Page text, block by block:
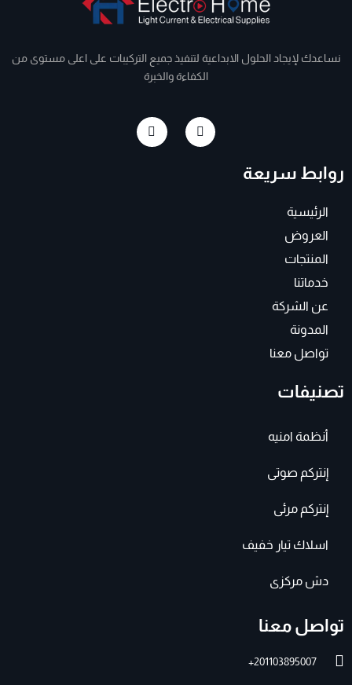
نساعدك لإيجاد الحلول الابداعية لتنفيذ جميع التركيبات على اعلى مستوى من
الكفاءة والخبرة
F
a
c
I
n
s
روابط سريعة
الرئيسية
العروض
المنتجات
خدماتنا
عن الشركة
المدونة
تواصل معنا
تصنيفات
أنظمة امنيه
إنتركم صوتى
إنتركم مرئى
اسلاك تيار خفيف
دش مركزى
تواصل معنا
201103895007+